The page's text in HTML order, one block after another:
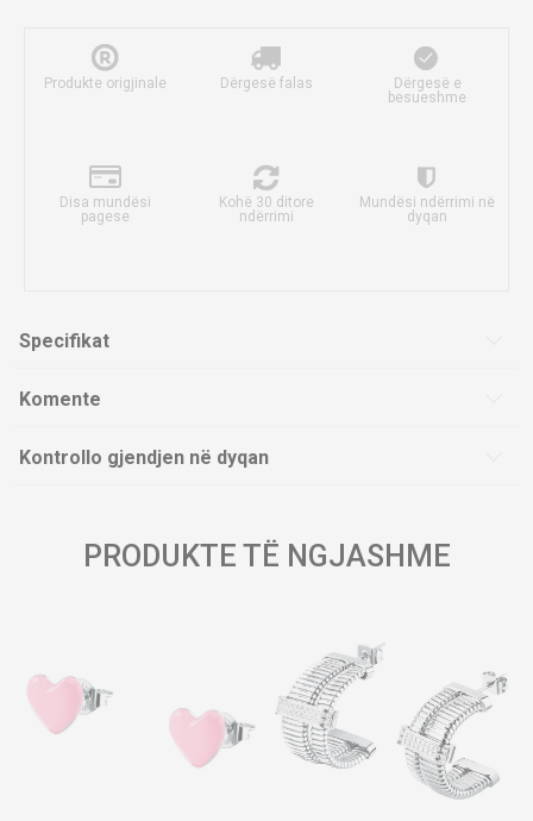
Produkte origjinale Dërgesë falas
Dërgesë e
besueshme
Disa mundësi
pagese
Kohë 30 ditore
ndërrimi
Mundësi ndërrimi në
dyqan
Specifikat
Komente
Kontrollo gjendjen në dyqan
PRODUKTE TË NGJASHME